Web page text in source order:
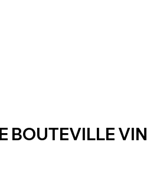
BOUTEVILLE